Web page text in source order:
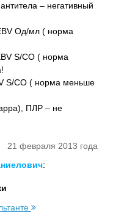
– негативный
Од/мл ( норма
S/CO ( норма
S/CO ( норма меньше
ПЛР – не
21 февраля 2013 года
: